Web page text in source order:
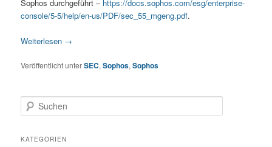
Sophos durchgeführt – https://docs.sophos.com/esg/enterprise-
console/5-5/help/en-us/PDF/sec_55_mgeng.pdf.
Weiterlesen →
Veröffentlicht unterSEC,Sophos,Sophos
u
h
KATEGORIEN